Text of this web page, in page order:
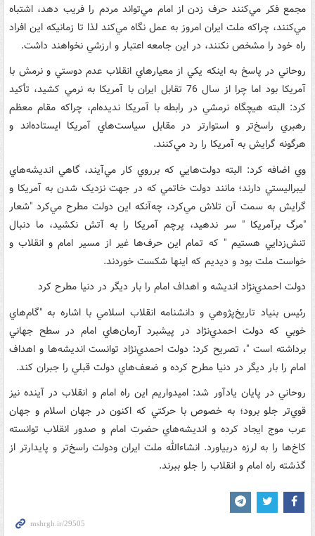
مجمع فکر مي‌کنند حرف زدن از امام مي‌تواند مردم را فريب دهد، اشتباه
مي‌کنند، چراکه ملت ايران امروز به عمل نگاه مي‌کند لذا تا زمانيکه اين افراد
راه خود را مشخص نکنند، در اين جامعه اعتبار و ارزشي نخواهند داشت.
روحاني در پاسخ به اينکه يکي از معيارهاي انقلاب عدم دوستي و نرمش با
آمريکا بود اما چرا از سال 76 تقابل ايران با آمريکا به نرمي کشيد، تأکيد
کرد: البته هيچگاه نرمشي در رابطه با آمريکا نديده‌ام، چرا‌که مقام معظم
رهبري راسخ‌تر و استوارتر در مقابل سياست‌هاي آمريکا ايستاده‌اند و
هرگونه گرايش به آمريکا را رد مي‌کنند.
وي اضافه کرد: البته دولت‌هايي که برروي کار مي‌آيند، گاهي انديشه‌هاي
ليبراليستي دارند؛ مانند دولت خاتمي که در جهت نزديک شدن به آمريکا و
گرايش به سمت آن تلاش مي‌کرد، چه‌آنکه اين دولت ‌مطرح مي‌کرد "شعار
"مرگ برآمريکا " سر ندهيد، پرچم آمريکا را به آتش نکشيد، ما دنبال
تنش‌زدايي هستيم " که تمام اين حرف‌ها غير از مسير امام و انقلاب و
خواست ملت بود و ديديم که اينها شکست خوردند.
دولت احمدي‌نژاد انديشه و اهداف امام را بار ديگر در دنيا مطرح کرد
رئيس بنياد تاريخ‌پژوهي و دانشنامه انقلاب اسلامي با اشاره به "گام‌هاي
خوبي ‌که دولت احمدي‌نژاد در پيشبرد آرمان‌هاي امام در سطح جهاني
برداشته است "، تصريح کرد: دولت احمدي‌نژاد توانست انديشه‌ها و اهداف
امام را بار ديگر در دنيا مطرح کرده و ضعف‌هاي دولت قبلي را جبران کند.
روحاني در پايان يادآور شد: اميدواريم اين راه امام و انقلاب در آينده نيز
قوي‌تر جلو برود؛‌ به خصوص با ‌حرکتي که اکنون در جهان اسلام و جهان
عرب موج ايجاد کرده و انديشه‌هاي حضرت امام و صدور انقلاب توانسته
کاخ‌ها را به لرزه در‌بياورد. انشاءالله ملت ايران ودولت راسخ‌تر و پايدارتر از
گذشته راه امام و انقلاب را جلو ببرند.